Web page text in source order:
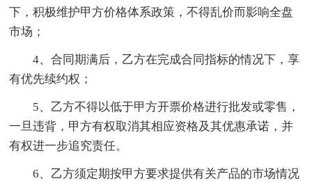
下，积极维护甲方价格体系政策，不得乱价而影响全盘
市场；
4、合同期满后，乙方在完成合同指标的情况下，享
有优先续约权；
5、乙方不得以低于甲方开票价格进行批发或零售，
一旦违背，甲方有权取消其相应资格及其优惠承诺，并
有权进一步追究责任。
6、乙方须定期按甲方要求提供有关产品的市场情况